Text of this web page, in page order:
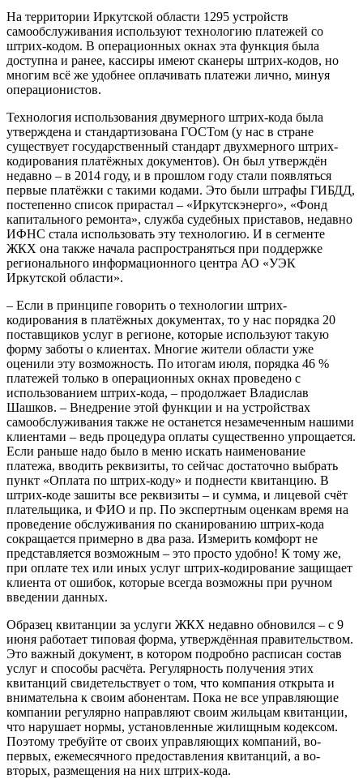
На территории Иркутской области 1295 устройств
самообслуживания используют технологию платежей со
штрих-кодом. В операционных окнах эта функция была
доступна и ранее, кассиры имеют сканеры штрих-кодов, но
многим всё же удобнее оплачивать платежи лично, минуя
операционистов.
Технология использования двумерного штрих-кода была
утверждена и стандартизована ГОСТом (у нас в стране
существует государственный стандарт двухмерного штрих-
кодирования платёжных документов). Он был утверждён
недавно – в 2014 году, и в прошлом году стали появляться
первые платёжки с такими кодами. Это были штрафы ГИБДД,
постепенно список прирастал – «Иркутскэнерго», «Фонд
капитального ремонта», служба судебных приставов, недавно
ИФНС стала использовать эту технологию. И в сегменте
ЖКХ она также начала распространяться при поддержке
регионального информационного центра АО «УЭК
Иркутской области».
– Если в принципе говорить о технологии штрих-
кодирования в платёжных документах, то у нас порядка 20
поставщиков услуг в регионе, которые используют такую
форму заботы о клиентах. Многие жители области уже
оценили эту возможность. По итогам июля, порядка 46 %
платежей только в операционных окнах проведено с
использованием штрих-кода, – продолжает Владислав
Шашков. – Внедрение этой функции и на устройствах
самообслуживания также не останется незамеченным нашими
клиентами – ведь процедура оплаты существенно упрощается.
Если раньше надо было в меню искать наименование
платежа, вводить реквизиты, то сейчас достаточно выбрать
пункт «Оплата по штрих-коду» и поднести квитанцию. В
штрих-коде зашиты все реквизиты – и сумма, и лицевой счёт
плательщика, и ФИО и пр. По экспертным оценкам время на
проведение обслуживания по сканированию штрих-кода
сокращается примерно в два раза. Измерить комфорт не
представляется возможным – это просто удобно! К тому же,
при оплате тех или иных услуг штрих-кодирование защищает
клиента от ошибок, которые всегда возможны при ручном
введении данных.
Образец квитанции за услуги ЖКХ недавно обновился – с 9
июня работает типовая форма, утверждённая правительством.
Это важный документ, в котором подробно расписан состав
услуг и способы расчёта. Регулярность получения этих
квитанций свидетельствует о том, что компания открыта и
внимательна к своим абонентам. Пока не все управляющие
компании регулярно направляют своим жильцам квитанции,
что нарушает нормы, установленные жилищным кодексом.
Поэтому требуйте от своих управляющих компаний, во-
первых, ежемесячного предоставления квитанций, а во-
вторых, размещения на них штрих-кода.